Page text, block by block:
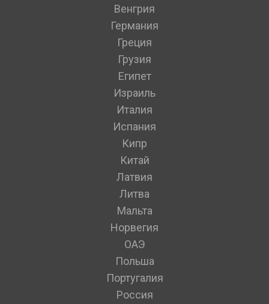
Венгрия
Германия
Греция
Грузия
Египет
Израиль
Италия
Испания
Кипр
Китай
Латвия
Литва
Мальта
Норвегия
ОАЭ
Польша
Португалия
Россия